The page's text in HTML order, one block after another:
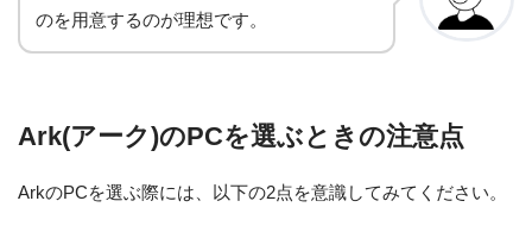
のを用意するのが理想です。
Ark(アーク)のPCを選ぶときの注意点
ArkのPCを選ぶ際には、以下の2点を意識してみてください。